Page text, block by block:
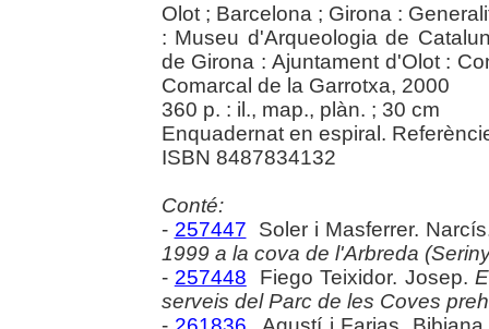
Olot ; Barcelona ; Girona :
: Museu d'Arqueologia de
de Girona : Ajuntament d'Olot :
Comarcal de la Garrotxa, 2000
360 p. : il., map., plàn. ; 30 cm
Enquadernat en espiral.
ISBN 8487834132
Conté:
- 257447 Soler i Masferrer.
1999 a la cova de l'Arbreda
- 257448 Fiego Teixidor. Josep.
serveis del Parc de les Coves